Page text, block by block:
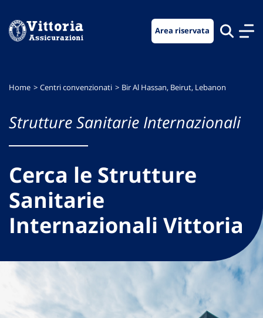
menu
contenuto
footer
Area riservata
Home Centri convenzionati Bir Al Hassan, Beirut, Lebanon
Strutture Sanitarie Internazionali
Cerca le Strutture
Sanitarie
Internazionali Vittoria